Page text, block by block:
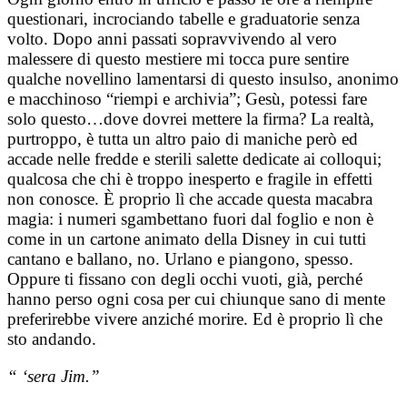
questionari, incrociando tabelle e graduatorie senza
volto. Dopo anni passati sopravvivendo al vero
malessere di questo mestiere mi tocca pure sentire
qualche novellino lamentarsi di questo insulso, anonimo
e macchinoso “riempi e archivia”; Gesù, potessi fare
solo questo…dove dovrei mettere la firma? La realtà,
purtroppo, è tutta un altro paio di maniche però ed
accade nelle fredde e sterili salette dedicate ai colloqui;
qualcosa che chi è troppo inesperto e fragile in effetti
non conosce. È proprio lì che accade questa macabra
magia: i numeri sgambettano fuori dal foglio e non è
come in un cartone animato della Disney in cui tutti
cantano e ballano, no. Urlano e piangono, spesso.
Oppure ti fissano con degli occhi vuoti, già, perché
hanno perso ogni cosa per cui chiunque sano di mente
preferirebbe vivere anziché morire. Ed è proprio lì che
sto andando.
“ ‘sera Jim.”